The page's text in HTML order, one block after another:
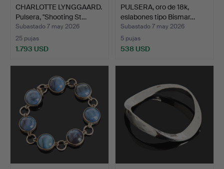
CHARLOTTE LYNGGAARD.
Pulsera, "Shooting St…
Subastado 7 may 2026
25 pujas
1.793 USD
PULSERA, oro de 18k,
eslabones tipo Bismar…
Subastado 7 may 2026
5 pujas
538 USD